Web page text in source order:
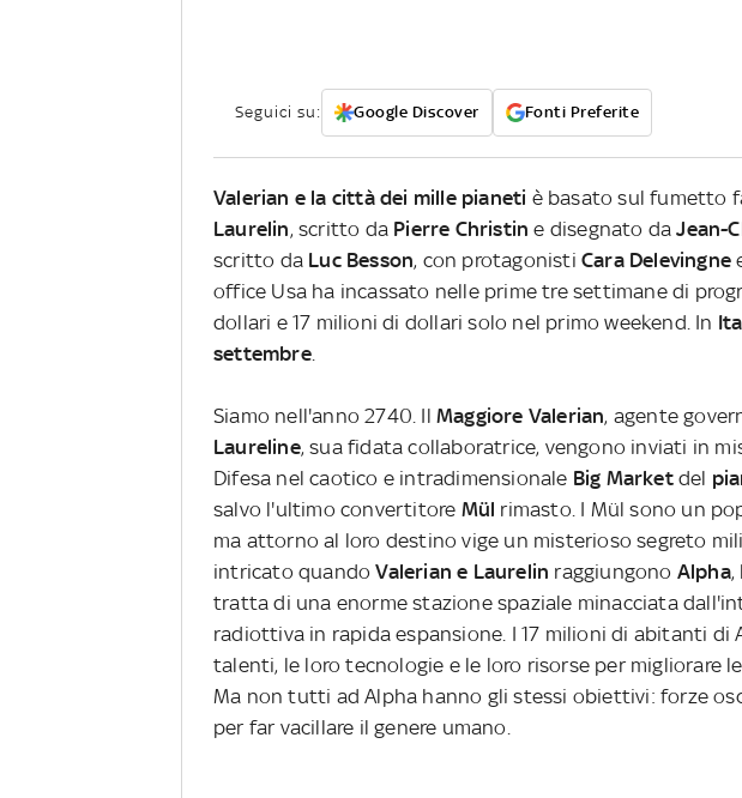
Seguici su: Google Discover Fonti Preferite
Valerian e la città dei mille pianeti è basato sul fumetto
Laurelin, scritto da Pierre Christin e disegnato daJean-
scritto da Luc Besson, con protagonistiCara Delevingne
office Usa ha incassato nelle prime tre settimane di
dollari e 17 milioni di dollari solo nel primo weekend. In
settembre.
Siamo nell'anno 2740. Il Maggiore Valerian, agente
Laureline, sua fidata collaboratrice, vengono inviati in
Difesa nel caotico e intradimensionale Big Marketdel
salvo l'ultimo convertitore Mül rimasto. I Mül sono un
ma attorno al loro destino vige un misterioso segreto
intricato quandoValerian e Laurelin raggiungono Alpha,
tratta di una enorme stazione spaziale minacciata
radiottiva in rapida espansione. I 17 milioni di abitanti di
talenti, le loro tecnologie e le loro risorse per migliorare
Ma non tutti ad Alpha hanno gli stessi obiettivi: forze
per far vacillare il genere umano.